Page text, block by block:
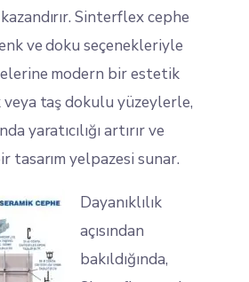
Sinterflex cephe
ve doku seçenekleriyle
modern bir estetik
taş dokulu yüzeylerle,
yaratıcılığı artırır ve
tasarım yelpazesi sunar.
Dayanıklılık
açısından
bakıldığında,